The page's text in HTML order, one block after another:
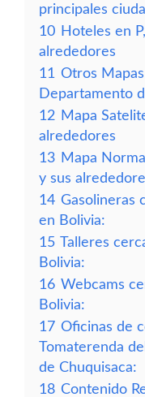
principales
10 Hoteles en
alrededores
11 Otros
Departamento
12 Mapa
alrededores
13 Mapa
y sus
14 Gasolineras
en Bolivia:
15 Talleres
Bolivia:
16 Webcams
Bolivia:
17 Oficinas de
Tomaterenda
de Chuquisaca:
18 Contenido